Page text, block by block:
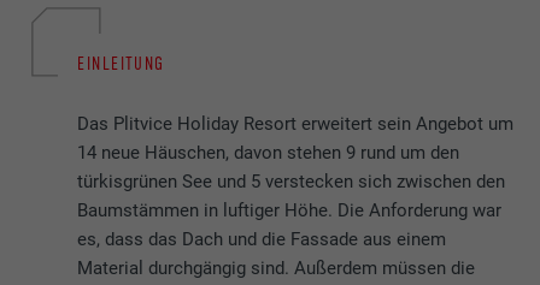
EINLEITUNG
Das Plitvice Holiday Resort erweitert sein Angebot um
14 neue Häuschen, davon stehen 9 rund um den
türkisgrünen See und 5 verstecken sich zwischen den
Baumstämmen in luftiger Höhe. Die Anforderung war
es, dass das Dach und die Fassade aus einem
Material durchgängig sind. Außerdem müssen die